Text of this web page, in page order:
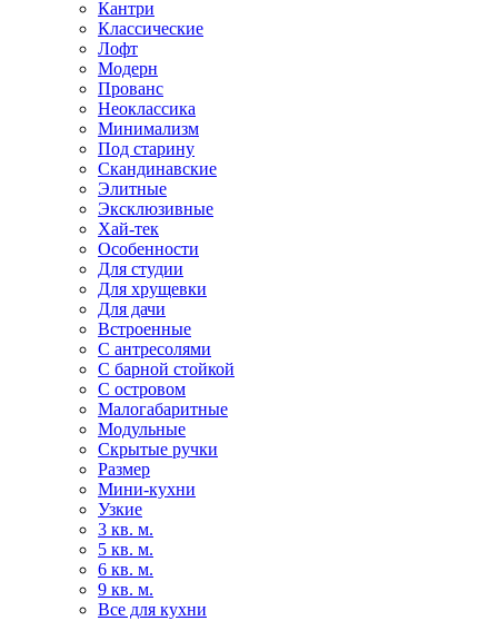
Кантри
Классические
Лофт
Модерн
Прованс
Неоклассика
Минимализм
Под старину
Скандинавские
Элитные
Эксклюзивные
Хай-тек
Особенности
Для студии
Для хрущевки
Для дачи
Встроенные
С антресолями
С барной стойкой
С островом
Малогабаритные
Модульные
Скрытые ручки
Размер
Мини-кухни
Узкие
3 кв. м.
5 кв. м.
6 кв. м.
9 кв. м.
Все для кухни